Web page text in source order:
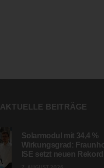
AKTUELLE BEITRÄGE
Solarmodul mit 34,4 %
Wirkungsgrad:
ISE setzt neuen Rekord